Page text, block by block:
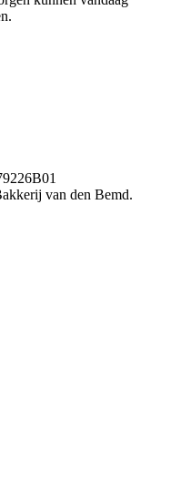
van den Bemd.